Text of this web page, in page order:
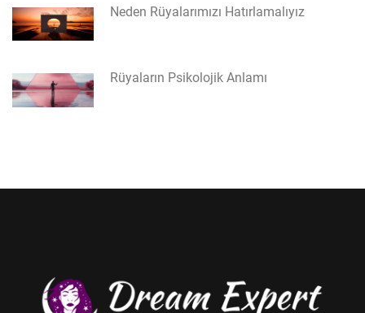
Neden Rüyalarımızı Hatırlamalıyız
Rüyaların Psikolojik Anlamı